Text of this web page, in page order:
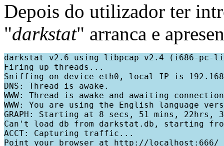
Depois do utilizador ter
"darkstat" arranca e
darkstat v2.6 using libpcap v2.4 (i686-pc-
Firing up threads...
Sniffing on device eth0, local IP is
DNS: Thread is awake.
WWW: Thread is awake and awaiting
WWW: You are using the English language
GRAPH: Starting at 8 secs, 51 mins, 22hrs,
Can't load db from darkstat.db, starting
ACCT: Capturing traffic...